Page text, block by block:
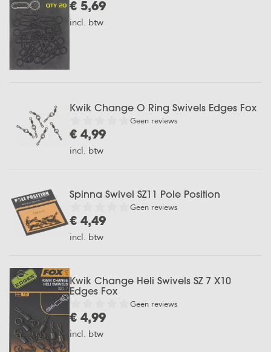
€ 5,69
incl. btw
Kwik Change O Ring Swivels Edges Fox
Geen reviews
€ 4,99
incl. btw
Spinna Swivel SZ11 Pole Position
Geen reviews
€ 4,49
incl. btw
Kwik Change Heli Swivels SZ 7 X10
Edges Fox
Geen reviews
€ 4,99
incl. btw